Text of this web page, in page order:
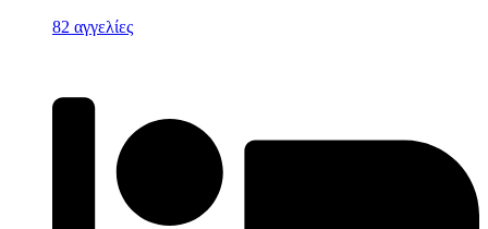
82 αγγελίες